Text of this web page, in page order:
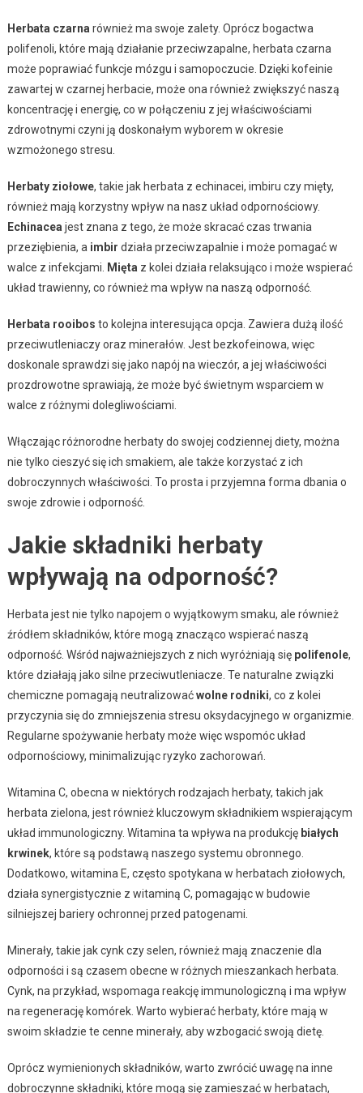
Herbata czarna również ma swoje zalety. Oprócz bogactwa
polifenoli, które mają działanie przeciwzapalne, herbata czarna
może poprawiać funkcje mózgu i samopoczucie. Dzięki kofeinie
zawartej w czarnej herbacie, może ona również zwiększyć naszą
koncentrację i energię, co w połączeniu z jej właściwościami
zdrowotnymi czyni ją doskonałym wyborem w okresie
wzmożonego stresu.
Herbaty ziołowe, takie jak herbata z echinacei, imbiru czy mięty,
również mają korzystny wpływ na nasz układ odpornościowy.
Echinacea jest znana z tego, że może skracać czas trwania
przeziębienia, a imbir działa przeciwzapalnie i może pomagać w
walce z infekcjami.
Mięta z kolei działa relaksująco i może wspierać
układ trawienny, co również ma wpływ na naszą odporność.
Herbata rooibos to kolejna interesująca opcja. Zawiera dużą ilość
przeciwutleniaczy oraz minerałów. Jest bezkofeinowa, więc
doskonale sprawdzi się jako napój na wieczór, a jej właściwości
prozdrowotne sprawiają, że może być świetnym wsparciem w
walce z różnymi dolegliwościami.
Włączając różnorodne herbaty do swojej codziennej diety, można
nie tylko cieszyć się ich smakiem, ale także korzystać z ich
dobroczynnych właściwości. To prosta i przyjemna forma dbania o
swoje zdrowie i odporność.
Jakie składniki herbaty
wpływają na odporność?
Herbata jest nie tylko napojem o wyjątkowym smaku, ale również
źródłem składników, które mogą znacząco wspierać naszą
odporność. Wśród najważniejszych z nich wyróżniają się polifenole,
które działają jako silne przeciwutleniacze. Te naturalne związki
chemiczne pomagają neutralizowaćwolne rodniki, co z kolei
przyczynia się do zmniejszenia stresu oksydacyjnego w organizmie.
Regularne spożywanie herbaty może więc wspomóc układ
odpornościowy, minimalizując ryzyko zachorowań.
Witamina C, obecna w niektórych rodzajach herbaty, takich jak
herbata zielona, jest również kluczowym składnikiem wspierającym
układ immunologiczny. Witamina ta wpływa na produkcję białych
krwinek, które są podstawą naszego systemu obronnego.
Dodatkowo, witamina E, często spotykana w herbatach ziołowych,
działa synergistycznie z witaminą C, pomagając w budowie
silniejszej bariery ochronnej przed patogenami.
Minerały, takie jak cynk czy selen, również mają znaczenie dla
odporności i są czasem obecne w różnych mieszankach herbata.
Cynk, na przykład, wspomaga reakcję immunologiczną i ma wpływ
na regenerację komórek. Warto wybierać herbaty, które mają w
swoim składzie te cenne minerały, aby wzbogacić swoją dietę.
Oprócz wymienionych składników, warto zwrócić uwagę na inne
dobroczynne składniki, które mogą się zamieszać w herbatach,